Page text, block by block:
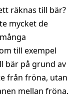
räknas till bär?
mycket de
till exempel
bär på grund av
från fröna, utan
mellan fröna.